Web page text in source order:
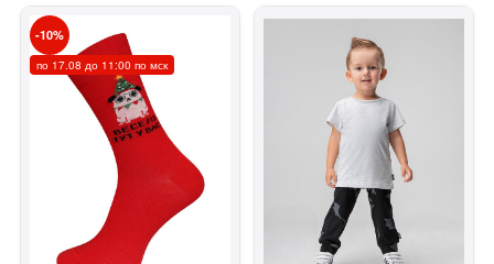
10
по 17.08 до 11:00 по мск